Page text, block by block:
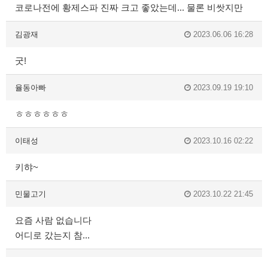
코로나전에 황제스파 진짜 크고 좋았는데... 물론 비쌋지만
김광재 2023.06.06 16:28
굿!
율동아빠 2023.09.19 19:10
ㅎㅎㅎㅎㅎㅎ
이태성 2023.10.16 02:22
키햐~
민물고기 2023.10.22 21:45
요즘 사람 없습니다
어디로 갔는지 참...